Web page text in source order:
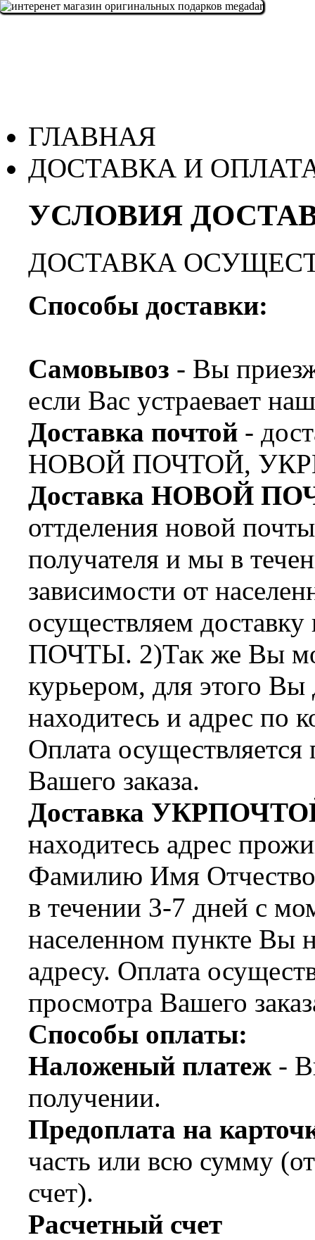
ГЛАВНАЯ
ДОСТАВКА И
УСЛОВИЯ
ДОСТАВКА
Способы доставки:
Самовывоз - Вы
если Вас устраевает
Доставка почтой -
НОВОЙ ПОЧТОЙ,
Доставка НОВОЙ
оттделения новой
получателя и мы в
зависимости от
осуществляем
ПОЧТЫ. 2)Так же Вы
курьером, для этого
находитесь и адрес по
Оплата
Вашего заказа.
Доставка
находитесь адрес
Фамилию Имя Отчество
в течении 3-7 дней с
населенном пункте Вы
адресу. Оплата
просмотра Вашего
Способы оплаты:
Наложеный платеж -
получении.
Предоплата на
часть или всю сумму
счет).
Расчетный счет